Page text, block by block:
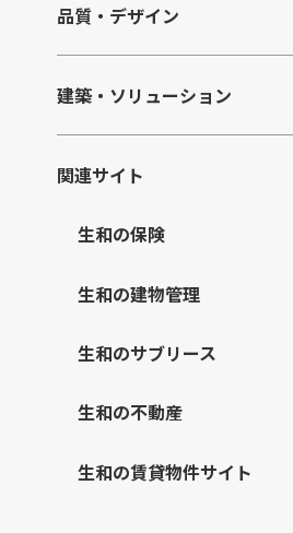
品質・デザイン
建築・ソリューション
関連サイト
生和の保険
生和の建物管理
生和のサブリース
生和の不動産
生和の賃貸物件サイト